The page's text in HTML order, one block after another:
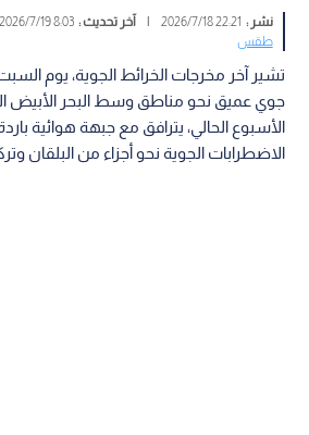
نشر : 22:21 2026/7/18
| آخر تحديث :8:03 2026/7/19
طقس
تشير آخر مخرجات الخرائط الجوية، يوم
جوي عميق نحو مناطق وسط البحر الأبيض
الأسبوع الحالي، يترافق مع جبهة هوائية
الاضطرابات الجوية نحو أجزاء من البلقان